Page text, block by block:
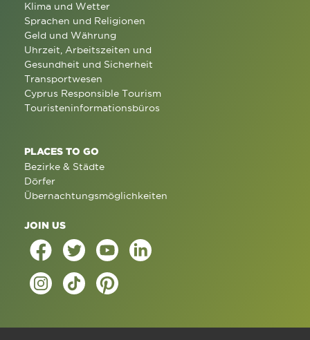
Klima und Wetter
Sprachen und Religionen
Geld und Währung
Uhrzeit, Arbeitszeiten und
Gesundheit und Sicherheit
Transportwesen
Cyprus Responsible Tourism
Touristeninformationsbüros
PLACES TO GO
Bezirke & Städte
Dörfer
Übernachtungsmöglichkeiten
JOIN US